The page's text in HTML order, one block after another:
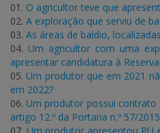
01. O agricultor teve que
02. A exploração que serviu de
03. As áreas de baldio,
04. Um agricultor com uma
apresentar candidatura à
05. Um produtor que em 2021
em 2022?
06. Um produtor possui contrato
artigo 12.º da Portaria n.º 57/